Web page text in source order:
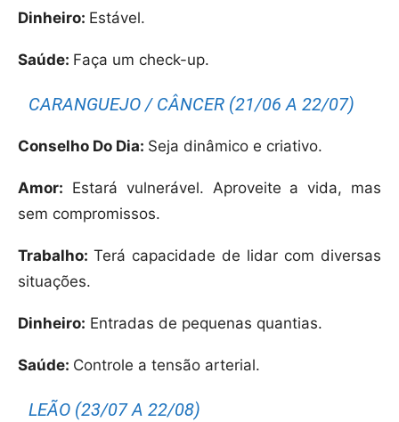
Dinheiro: Estável.
Saúde: Faça um check-up.
CARANGUEJO / CÂNCER (21/06 A 22/07)
Conselho Do Dia: Seja dinâmico e criativo.
Amor: Estará vulnerável. Aproveite a vida, mas
sem compromissos.
Trabalho: Terá capacidade de lidar com diversas
situações.
Dinheiro: Entradas de pequenas quantias.
Saúde: Controle a tensão arterial.
LEÃO (23/07 A 22/08)